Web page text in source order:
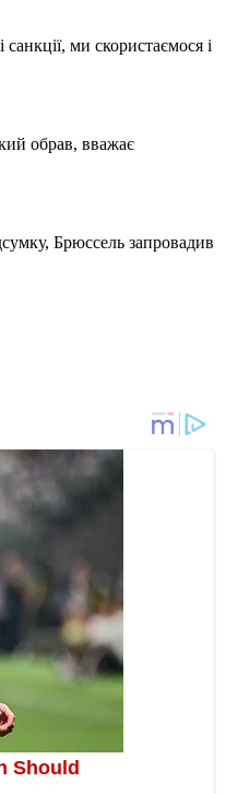
ми скористаємося і
обрав, вважає
Брюссель запровадив